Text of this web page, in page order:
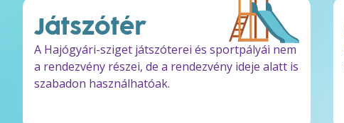
Játszótér
A Hajógyári-sziget játszóterei és sportpályái nem
a rendezvény részei, de a rendezvény ideje alatt is
szabadon használhatóak.